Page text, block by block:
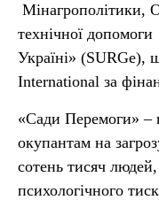
Мінагрополітики,
технічної
Україні» (SURGe),
International за
«Сади Перемоги» –
окупантам на
сотень тисяч людей,
психологічного